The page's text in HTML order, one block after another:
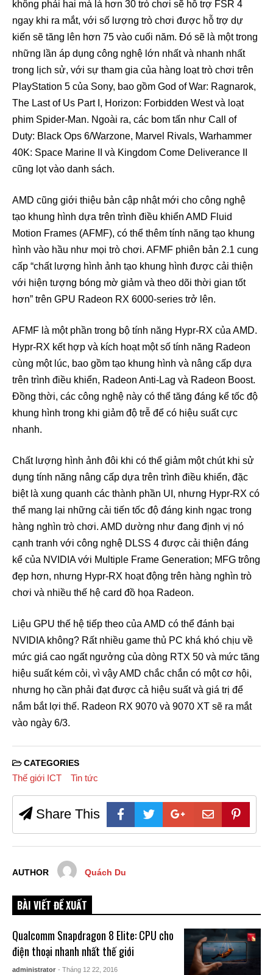
không phải hai mà là hơn 30 trò chơi sẽ hỗ trợ FSR 4
ngay khi ra mắt, với số lượng trò chơi được hỗ trợ dự
kiến ​​sẽ tăng lên hơn 75 vào cuối năm. Đó sẽ là một trong
những lần áp dụng công nghệ lớn nhất và nhanh nhất
trong lịch sử, với sự tham gia của hàng loạt trò chơi trên
PlayStation 5 của Sony, bao gồm God of War: Ragnarok,
The Last of Us Part I, Horizon: Forbidden West và loạt
phim Spider-Man. Ngoài ra, các bom tấn như Call of
Duty: Black Ops 6/Warzone, Marvel Rivals, Warhammer
40K: Space Marine II và Kingdom Come Deliverance II
cũng lọt vào danh sách.
AMD cũng giới thiệu bản cập nhật mới cho công nghệ
tạo khung hình dựa trên trình điều khiển AMD Fluid
Motion Frames (AFMF), có thể thêm tính năng tạo khung
hình vào hầu như mọi trò chơi. AFMF phiên bản 2.1 cung
cấp “chất lượng hình ảnh tạo khung hình được cải thiện
với hiện tượng bóng mờ giảm và theo dõi thời gian tốt
hơn” trên GPU Radeon RX 6000-series trở lên.
AFMF là một phần trong bộ tính năng Hypr-RX của AMD.
Hypr-RX kết hợp và kích hoạt một số tính năng Radeon
cùng một lúc, bao gồm tạo khung hình và nâng cấp dựa
trên trình điều khiển, Radeon Anti-Lag và Radeon Boost.
Đồng thời, các công nghệ này có thể tăng đáng kể tốc độ
khung hình trong khi giảm độ trễ để có hiệu suất cực
nhanh.
Chất lượng hình ảnh đôi khi có thể giảm một chút khi sử
dụng tính năng nâng cấp dựa trên trình điều khiển, đặc
biệt là xung quanh các thành phần UI, nhưng Hypr-RX có
thể mang lại những cải tiến tốc độ đáng kinh ngạc trong
hàng nghìn trò chơi. AMD dường như đang định vị nó
cạnh tranh với công nghệ DLSS 4 được cải thiện đáng
kể của NVIDIA với Multiple Frame Generation; MFG trông
đẹp hơn, nhưng Hypr-RX hoạt động trên hàng nghìn trò
chơi và nhiều thế hệ card đồ họa Radeon.
Liệu GPU thế hệ tiếp theo của AMD có thể đánh bại
NVIDIA không? Rất nhiều game thủ PC khá khó chịu về
mức giá cao ngất ngưởng của dòng RTX 50 và mức tăng
hiệu suất kém cỏi, vì vậy AMD chắc chắn có một cơ hội,
nhưng họ cần phải đạt được cả hiệu suất và giá trị để
nắm bắt lợi thế. Radeon RX 9070 và 9070 XT sẽ ra mắt
vào ngày 6/3.
CATEGORIES
Thế giới ICT Tin tức
Share This
AUTHOR Quách Du
BÀI VIẾT ĐỀ XUẤT
Qualcomm Snapdragon 8 Elite: CPU cho
điện thoại nhanh nhất thế giới
administrator - Tháng 12 22, 2016